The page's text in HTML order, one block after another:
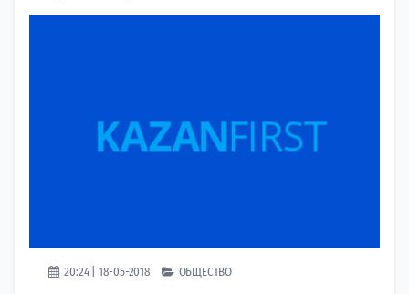
20:24 | 18-05-2018 ОБЩЕСТВО